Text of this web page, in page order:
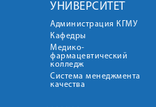
УНИВЕРСИТЕТ
Администрация КГМУ
Кафедры
Медико-
фармацевтический
колледж
Система менеджмента
качества